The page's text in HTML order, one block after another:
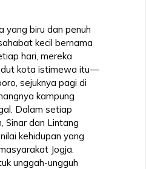
yang biru dan penuh
kecil bernama
hari, mereka
kota istimewa itu—
sejuknya pagi di
kampung
Dalam setiap
Sinar dan Lintang
kehidupan yang
Jogja.
unggah-ungguh